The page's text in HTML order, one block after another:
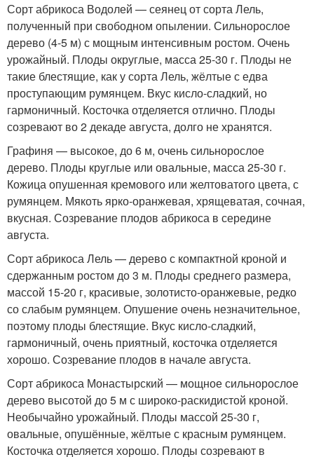
Сорт абрикоса Водолей — сеянец от сорта Лель,
полученный при свободном опылении. Сильнорослое
дерево (4-5 м) с мощным интенсивным ростом. Очень
урожайный. Плоды округлые, масса 25-30 г. Плоды не
такие блестящие, как у сорта Лель, жёлтые с едва
проступающим румянцем. Вкус кисло-сладкий, но
гармоничный. Косточка отделяется отлично. Плоды
созревают во 2 декаде августа, долго не хранятся.
Графиня — высокое, до 6 м, очень сильнорослое
дерево. Плоды круглые или овальные, масса 25-30 г.
Кожица опушенная кремового или желтоватого цвета, с
румянцем. Мякоть ярко-оранжевая, хрящеватая, сочная,
вкусная. Созревание плодов абрикоса в середине
августа.
Сорт абрикоса Лель — дерево с компактной кроной и
сдержанным ростом до 3 м. Плоды среднего размера,
массой 15-20 г, красивые, золотисто-оранжевые, редко
со слабым румянцем. Опушение очень незначительное,
поэтому плоды блестящие. Вкус кисло-сладкий,
гармоничный, очень приятный, косточка отделяется
хорошо. Созревание плодов в начале августа.
Сорт абрикоса Монастырский — мощное сильнорослое
дерево высотой до 5 м с широко-раскидистой кроной.
Необычайно урожайный. Плоды массой 25-30 г,
овальные, опушённые, жёлтые с красным румянцем.
Косточка отделяется хорошо. Плоды созревают в